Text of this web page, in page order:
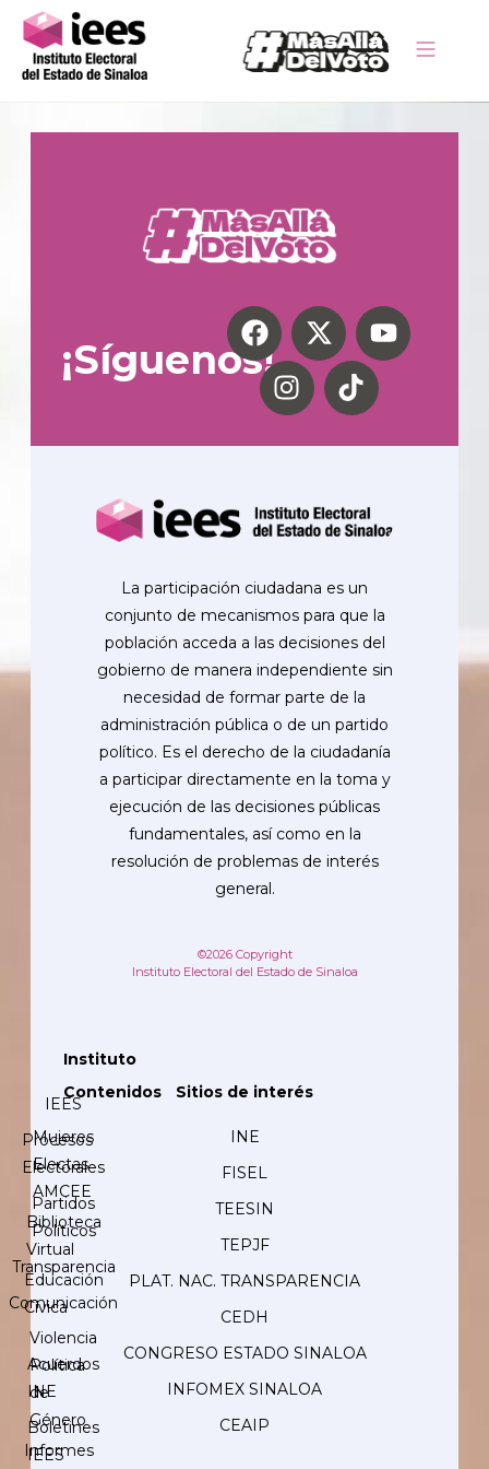
¡Síguenos!
La participación ciudadana es un
conjunto de mecanismos para que la
población acceda a las decisiones del
gobierno de manera independiente sin
necesidad de formar parte de la
administración pública o de un partido
político. Es el derecho de la ciudadanía
a participar directamente en la toma y
ejecución de las decisiones públicas
fundamentales, así como en la
resolución de problemas de interés
general.
©2026 Copyright
Instituto Electoral del Estado de Sinaloa
Instituto
IEES
Procesos
Electorales
Partidos
Políticos
Transparencia
Comunicación
Acuerdos
INE
Boletines
IEES
Contenidos
Mujeres
Electas
AMCEE
Biblioteca
Virtual
Educación
Cívica
Violencia
Política
de
Género
Informes
Sitios de interés
INE
FISEL
TEESIN
TEPJF
PLAT. NAC. TRANSPARENCIA
CEDH
CONGRESO ESTADO SINALOA
INFOMEX SINALOA
CEAIP